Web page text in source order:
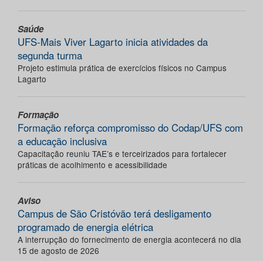
Saúde
UFS-Mais Viver Lagarto inicia atividades da
segunda turma
Projeto estimula prática de exercícios físicos no Campus
Lagarto
Formação
Formação reforça compromisso do Codap/UFS com
a educação inclusiva
Capacitação reuniu TAE’s e terceirizados para fortalecer
práticas de acolhimento e acessibilidade
Aviso
Campus de São Cristóvão terá desligamento
programado de energia elétrica
A interrupção do fornecimento de energia acontecerá no dia
15 de agosto de 2026